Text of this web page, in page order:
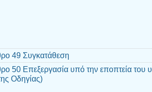
49 Συγκατάθεση
50 Επεξεργασία υπό την εποπτεία του
Οδηγίας)